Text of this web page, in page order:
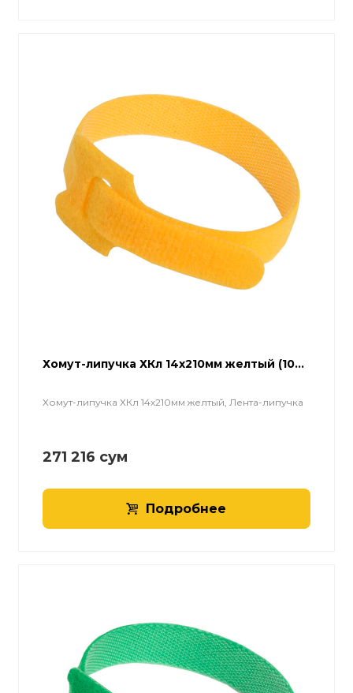
Хомут-липучка ХКл 14х210мм желтый (10...
Хомут-липучка ХКл 14х210мм желтый, Лента-липучка
271 216 сум
Подробнее